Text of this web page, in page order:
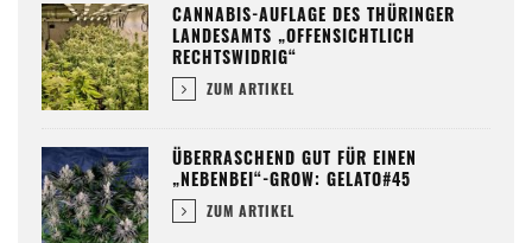
CANNABIS-AUFLAGE DES THÜRINGER
LANDESAMTS „OFFENSICHTLICH
RECHTSWIDRIG“
ZUM ARTIKEL
ÜBERRASCHEND GUT FÜR EINEN
„NEBENBEI“-GROW: GELATO#45
ZUM ARTIKEL